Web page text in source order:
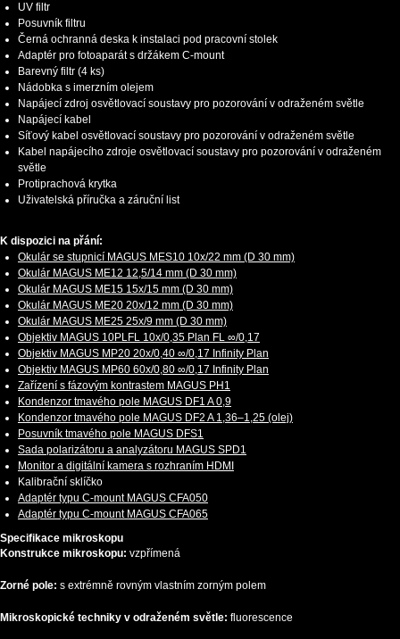
UV filtr
Posuvník filtru
Černá ochranná deska k instalaci pod pracovní stolek
Adaptér pro fotoaparát s držákem C-mount
Barevný filtr (4 ks)
Nádobka s imerzním olejem
Napájecí zdroj osvětlovací soustavy pro pozorování v odraženém světle
Napájecí kabel
Síťový kabel osvětlovací soustavy pro pozorování v odraženém světle
Kabel napájecího zdroje osvětlovací soustavy pro pozorování v odraženém
světle
Protiprachová krytka
Uživatelská příručka a záruční list
K dispozici na přání:
Okulár se stupnicí MAGUS MES10 10х/22 mm (D 30 mm)
Okulár MAGUS ME12 12,5/14 mm (D 30 mm)
Okulár MAGUS ME15 15x/15 mm (D 30 mm)
Okulár MAGUS ME20 20х/12 mm (D 30 mm)
Okulár MAGUS ME25 25х/9 mm (D 30 mm)
Objektiv MAGUS 10PLFL 10х/0,35 Plan FL ∞/0,17
Objektiv MAGUS MP20 20х/0,40 ∞/0,17 Infinity Plan
Objektiv MAGUS MP60 60х/0,80 ∞/0,17 Infinity Plan
Zařízení s fázovým kontrastem MAGUS PH1
Kondenzor tmavého pole MAGUS DF1 A 0,9
Kondenzor tmavého pole MAGUS DF2 A 1,36–1,25 (olej)
Posuvník tmavého pole MAGUS DFS1
Sada polarizátoru a analyzátoru MAGUS SPD1
Monitor a digitální kamera s rozhraním HDMI
Kalibrační sklíčko
Adaptér typu C-mount MAGUS CFA050
Adaptér typu C-mount MAGUS CFA065
Specifikace mikroskopu
Konstrukce mikroskopu: vzpřímená
Zorné pole: s extrémně rovným vlastním zorným polem
Mikroskopické techniky v odraženém světle: fluorescence